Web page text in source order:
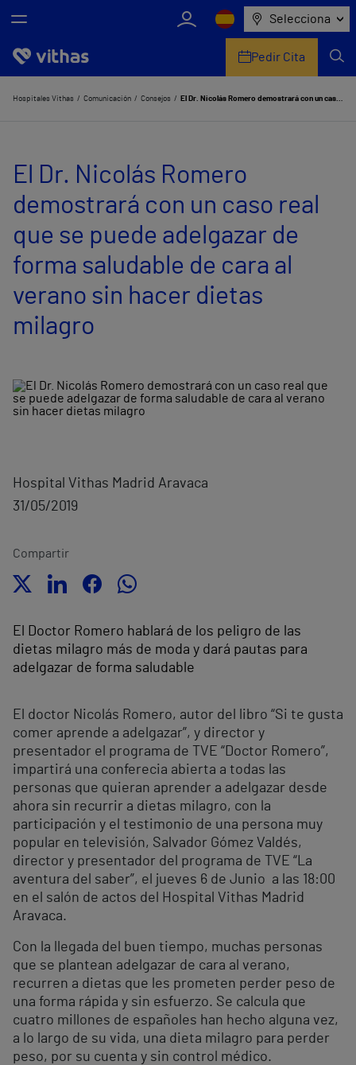
Selecciona
Nosotros
Servicios de salud
Equipo médico y asistencial
Información útil
Pedir Cita
Hospitales Vithas Comunicación Consejos El Dr. Nicolás Romero demostrará con un caso real que se puede adelgazar de forma saludable de cara al verano sin hacer dietas milagro
El Dr. Nicolás Romero
demostrará con un caso real
que se puede adelgazar de
forma saludable de cara al
verano sin hacer dietas
milagro
Hospital Vithas Madrid Aravaca
31/05/2019
Compartir
El Doctor Romero hablará de los peligro de las
dietas milagro más de moda y dará pautas para
adelgazar de forma saludable
El doctor Nicolás Romero, autor del libro “Si te gusta
comer aprende a adelgazar”, y director y
presentador el programa de TVE “Doctor Romero”,
impartirá una conferecia abierta a todas las
personas que quieran aprender a adelgazar desde
ahora sin recurrir a dietas milagro, con la
participación y el testimonio de una persona muy
popular en televisión, Salvador Gómez Valdés,
director y presentador del programa de TVE “La
aventura del saber”, el jueves 6 de Junio a las 18:00
en el salón de actos del Hospital Vithas Madrid
Aravaca.
Con la llegada del buen tiempo, muchas personas
que se plantean adelgazar de cara al verano,
recurren a dietas que les prometen perder peso de
una forma rápida y sin esfuerzo. Se calcula que
cuatro millones de españoles han hecho alguna vez,
a lo largo de su vida, una dieta milagro para perder
peso, por su cuenta y sin control médico.